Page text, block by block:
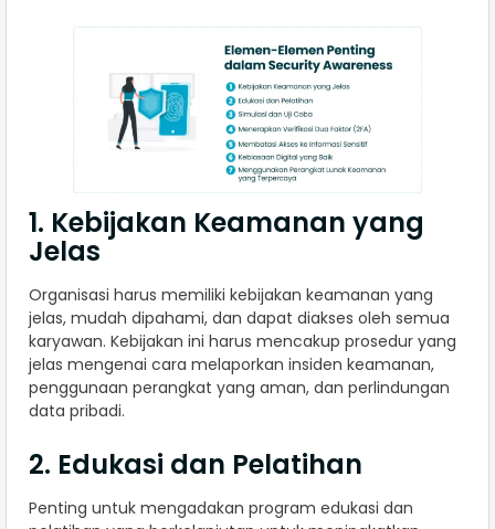
1. Kebijakan Keamanan yang
Jelas
Organisasi harus memiliki kebijakan keamanan yang
jelas, mudah dipahami, dan dapat diakses oleh semua
karyawan. Kebijakan ini harus mencakup prosedur yang
jelas mengenai cara melaporkan insiden keamanan,
penggunaan perangkat yang aman, dan perlindungan
data pribadi.
2. Edukasi dan Pelatihan
Penting untuk mengadakan program edukasi dan